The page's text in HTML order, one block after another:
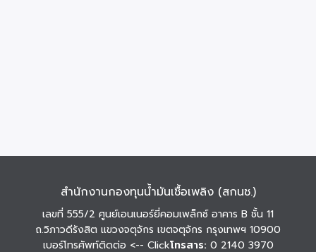
สำนักงานกองทุนน้ำมันเชื้อเพลิง (สกนช.)
เลขที่ 555/2 ศูนย์เอนเนอร์ยี่คอมเพล็กซ์ อาคาร B ชั้น 11
ถ.วิภาวดีรังสิต แขวงจตุจักร เขตจตุจักร กรุงเทพฯ 10900
เบอร์โทรศัพท์ติดต่อ <-- Clickโทรสาร: 0 2140 3970